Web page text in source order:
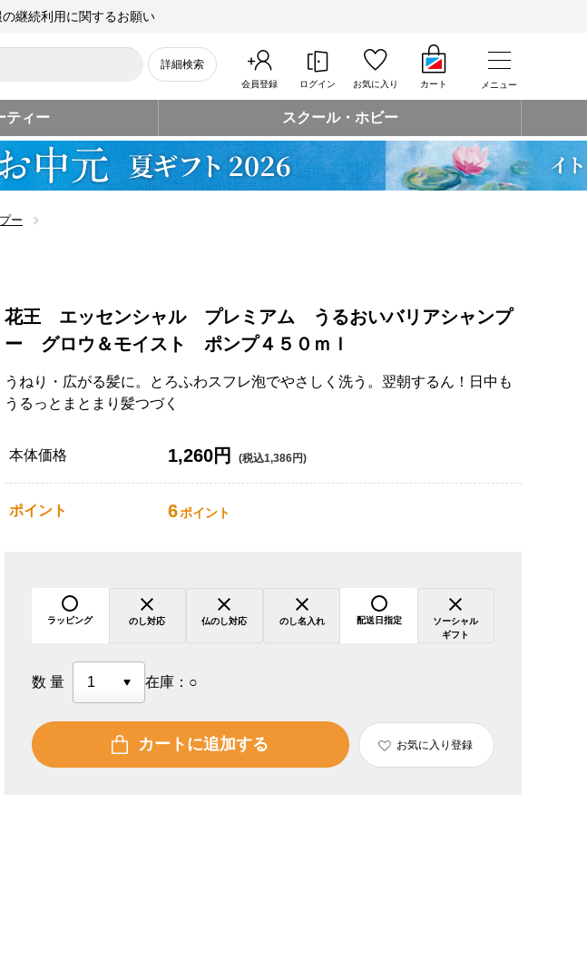
継続利用に関するお願い
詳細検索
会員登録 ログイン お気に入り カート メニュー
ティー スクール・ホビー
ー
花王 エッセンシャル プレミアム うるおいバリアシャンプ
ー グロウ＆モイスト ポンプ４５０ｍｌ
うねり・広がる髪に。とろふわスフレ泡でやさしく洗う。翌朝するん！日中も
うるっとまとまり髪つづく
本体価格 1,260円 (税込1,386円)
ポイント 6ポイント
ラッピング のし対応 仏のし対応 のし名入れ 配送日指定
ソーシャル
ギフト
数量 在庫： ○
カートに追加する お気に入り登録